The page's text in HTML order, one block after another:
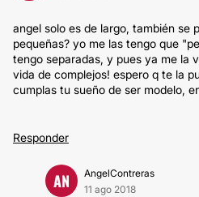
angel solo es de largo, también se
pequeñas? yo me las tengo que
tengo separadas, y pues ya me la
vida de complejos! espero q te la
cumplas tu sueño de ser modelo,
Responder
AN
AngelContreras
11 ago 2018